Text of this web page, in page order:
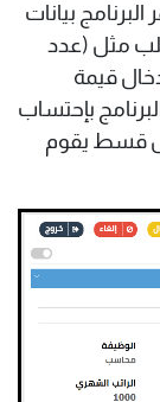
بيانات
مثل (عدد
قيمة
بإحتساب
قسط يقوم